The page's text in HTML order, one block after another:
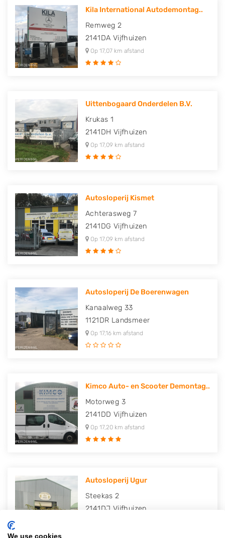
Kila International Autodemontag..
Remweg 2
2141DA Vijfhuizen
Op 17,07 km afstand
Uittenbogaard Onderdelen B.V.
Krukas 1
2141DH Vijfhuizen
Op 17,09 km afstand
Autosloperij Kismet
Achterasweg 7
2141DG Vijfhuizen
Op 17,09 km afstand
Autosloperij De Boerenwagen
Kanaalweg 33
1121DR Landsmeer
Op 17,16 km afstand
Kimco Auto- en Scooter Demontag..
Motorweg 3
2141DD Vijfhuizen
Op 17,20 km afstand
Autosloperij Ugur
Steekas 2
2141DJ Vijfhuizen
We use cookies